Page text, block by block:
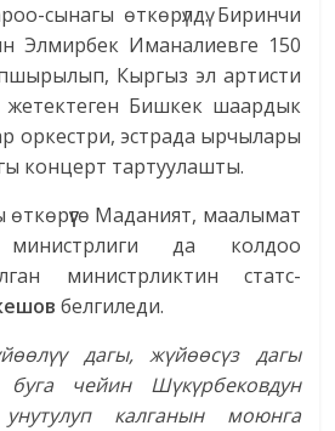
сынагы өткөрүлдү. Биринчи
Элмирбек Иманалиевге 150
Кыргыз эл артисти
жетектеген Бишкек шаардык
оркестри, эстрада ырчылары
концерт тартуулашты.
Маданият, маалымат
да колдоо
министрликтин статс-
белгиледи.
дагы, жүйөөсүз дагы
чейин Шүкүрбековдун
калганын моюнга